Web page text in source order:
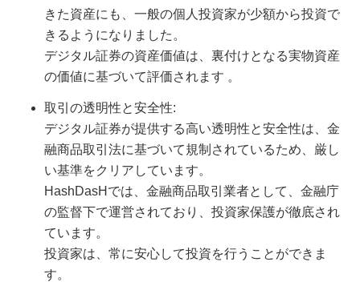
きた資産にも、一般の個人投資家が少額から投資で
きるようになりました。
デジタル証券の資産価値は、裏付けとなる実物資産
の価値に基づいて評価されます 。
取引の透明性と安全性:
デジタル証券が提供する高い透明性と安全性は、金
融商品取引法に基づいて規制されているため、厳し
い基準をクリアしています。
HashDasHでは、金融商品取引業者として、金融庁
の監督下で運営されており、投資家保護が徹底され
ています。
投資家は、常に安心して投資を行うことができま
す。